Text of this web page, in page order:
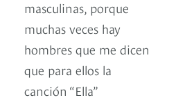
masculinas, porque
muchas veces hay
hombres que me dicen
que para ellos la
canción “Ella”